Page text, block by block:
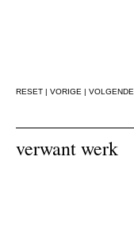
RESET | VORIGE | VOLGENDE
verwant werk